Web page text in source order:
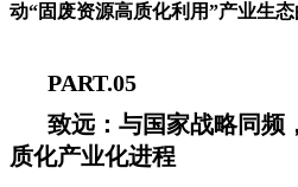
动“固废资源高质化利用”产业生态
PART.05
致远：与国家战略同频
质化产业化进程